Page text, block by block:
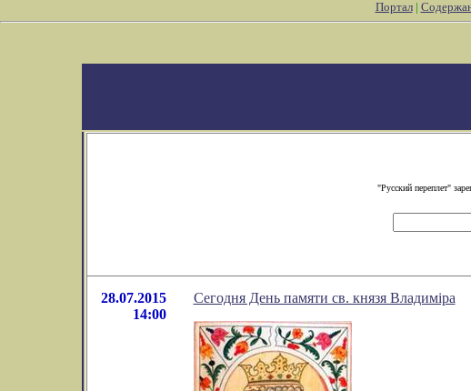
Портал|
"Русский переплет"
28.07.2015
14:00
Сегодня День памяти св. князя Владимiра